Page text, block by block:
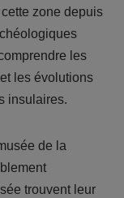
zone depuis
les
les évolutions
insulaires.
de la
trouvent leur